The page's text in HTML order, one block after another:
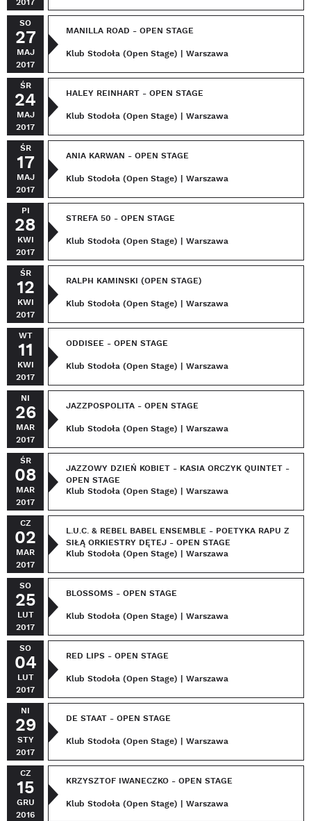
2017
SO
27
MAJ
2017
MANILLA ROAD - OPEN STAGE
Klub Stodoła (Open Stage) | Warszawa
ŚR
24
MAJ
2017
HALEY REINHART - OPEN STAGE
Klub Stodoła (Open Stage) | Warszawa
ŚR
17
MAJ
2017
ANIA KARWAN - OPEN STAGE
Klub Stodoła (Open Stage) | Warszawa
PI
28
KWI
2017
STREFA 50 - OPEN STAGE
Klub Stodoła (Open Stage) | Warszawa
ŚR
12
KWI
2017
RALPH KAMINSKI (OPEN STAGE)
Klub Stodoła (Open Stage) | Warszawa
WT
11
KWI
2017
ODDISEE - OPEN STAGE
Klub Stodoła (Open Stage) | Warszawa
NI
26
MAR
2017
JAZZPOSPOLITA - OPEN STAGE
Klub Stodoła (Open Stage) | Warszawa
ŚR
08
MAR
2017
JAZZOWY DZIEŃ KOBIET - KASIA ORCZYK QUINTET -
OPEN STAGE
Klub Stodoła (Open Stage) | Warszawa
CZ
02
MAR
2017
L.U.C. & REBEL BABEL ENSEMBLE - POETYKA RAPU Z
SIŁĄ ORKIESTRY DĘTEJ - OPEN STAGE
Klub Stodoła (Open Stage) | Warszawa
SO
25
LUT
2017
BLOSSOMS - OPEN STAGE
Klub Stodoła (Open Stage) | Warszawa
SO
04
LUT
2017
RED LIPS - OPEN STAGE
Klub Stodoła (Open Stage) | Warszawa
NI
29
STY
2017
DE STAAT - OPEN STAGE
Klub Stodoła (Open Stage) | Warszawa
CZ
15
GRU
2016
KRZYSZTOF IWANECZKO - OPEN STAGE
Klub Stodoła (Open Stage) | Warszawa